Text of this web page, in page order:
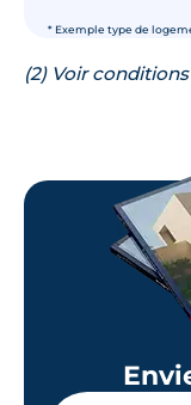
* Exemple type de
(2) Voir